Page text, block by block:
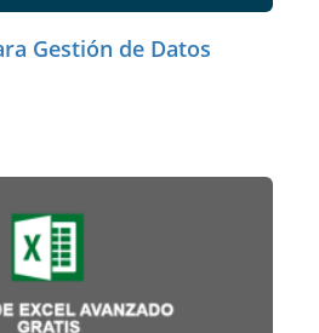
Gestión de Datos